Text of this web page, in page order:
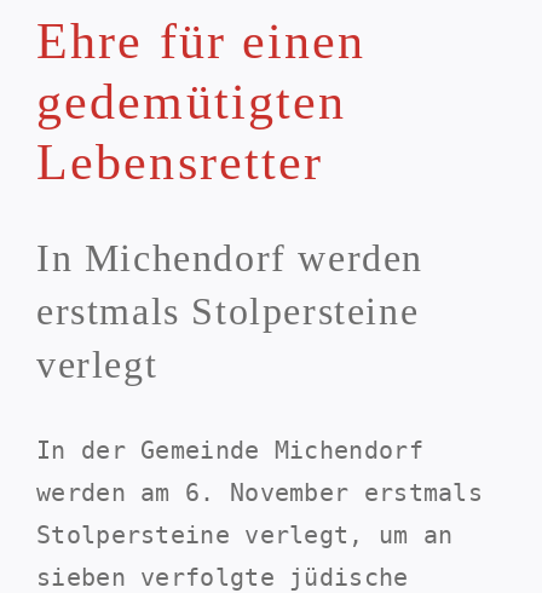
Ehre für einen
gedemütigten
Lebensretter
In Michendorf werden
erstmals Stolpersteine
verlegt
In der Gemeinde Michendorf
werden am 6. November erstmals
Stolpersteine verlegt, um an
sieben verfolgte jüdische